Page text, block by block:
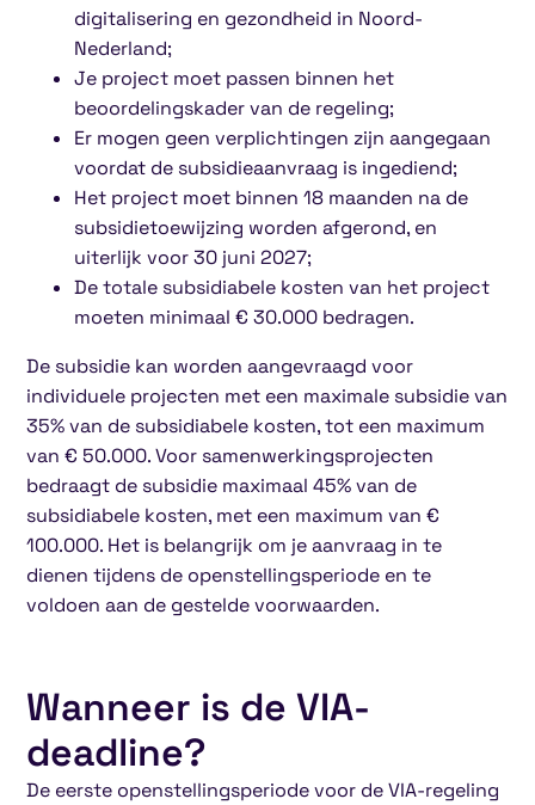
digitalisering en gezondheid in Noord-
Nederland;
Je project moet passen binnen het
beoordelingskader van de regeling;
Er mogen geen verplichtingen zijn aangegaan
voordat de subsidieaanvraag is ingediend;
Het project moet binnen 18 maanden na de
subsidietoewijzing worden afgerond, en
uiterlijk voor 30 juni 2027;
De totale subsidiabele kosten van het project
moeten minimaal € 30.000 bedragen.
De subsidie kan worden aangevraagd voor
individuele projecten met een maximale subsidie van
35% van de subsidiabele kosten, tot een maximum
van € 50.000. Voor samenwerkingsprojecten
bedraagt de subsidie maximaal 45% van de
subsidiabele kosten, met een maximum van €
100.000. Het is belangrijk om je aanvraag in te
dienen tijdens de openstellingsperiode en te
voldoen aan de gestelde voorwaarden.
Wanneer is de VIA-
deadline?
De eerste openstellingsperiode voor de VIA-regeling